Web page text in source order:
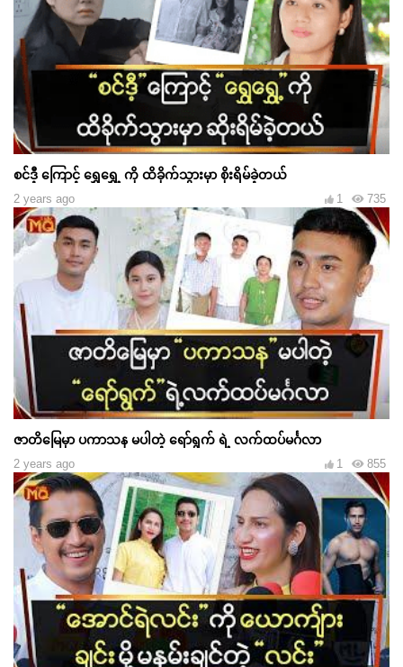
စင်ဒီ့ ကြောင့် ရွှေရွှေ့ ကို ထိခိုက်သွားမှာ စိုးရိမ်ခဲ့တယ်
2 years ago 735
1
ဇာတိမြေမှာ ပကာသန မပါတဲ့ ရော်ရွက် ရဲ့ လက်ထပ်မင်္ဂလာ
2 years ago 855
1